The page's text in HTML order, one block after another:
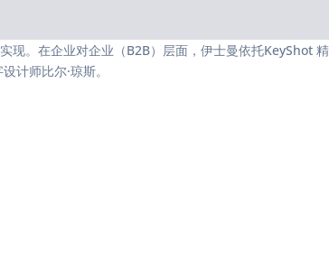
现。在企业对企业（B2B）层面，伊士曼依托KeyShot 精
计师比尔·琼斯。